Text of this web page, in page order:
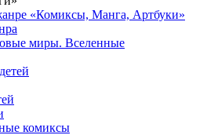
«Комиксы, Манга, Артбуки»
миры. Вселенные
комиксы